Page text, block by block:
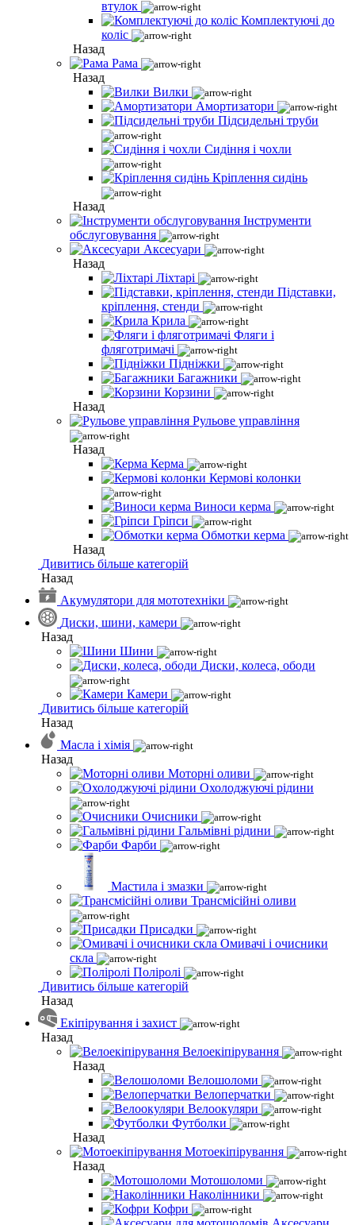
втулок
Комплектуючі до
коліс
Назад
Рама
Назад
Вилки
Амортизатори
Підсидельні труби
Сидіння і чохли
Кріплення сидінь
Назад
Інструменти
обслуговування
Аксесуари
Назад
Ліхтарі
Підставки,
кріплення, стенди
Крила
Фляги і
фляготримачі
Підніжки
Багажники
Корзини
Назад
Рульове управління
Назад
Керма
Кермові колонки
Виноси керма
Гріпси
Обмотки керма
Назад
Дивитись більше категорій
Назад
Акумулятори для мототехніки
Диски, шини, камери
Назад
Шини
Диски, колеса, ободи
Камери
Дивитись більше категорій
Назад
Масла і хімія
Назад
Моторні оливи
Охолоджуючі рідини
Очисники
Гальмівні рідини
Фарби
Мастила і змазки
Трансмісійні оливи
Присадки
Омивачі і очисники
скла
Поліролі
Дивитись більше категорій
Назад
Екіпірування і захист
Назад
Велоекіпірування
Назад
Велошоломи
Велоперчатки
Велоокуляри
Футболки
Назад
Мотоекіпірування
Назад
Мотошоломи
Наколінники
Кофри